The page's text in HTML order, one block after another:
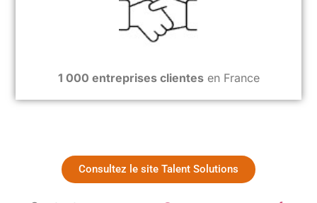
1 000 entreprises clientesen France
Consultez le site Talent Solutions